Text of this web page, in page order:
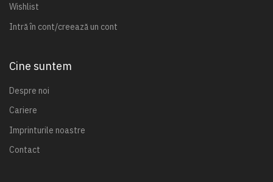
Wishlist
Intră în cont/creează un cont
Cine suntem
Despre noi
Cariere
Imprinturile noastre
Contact